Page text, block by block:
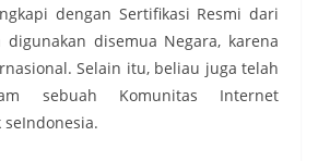
dengan Sertifikasi Resmi dari
digunakan disemua Negara, karena
Selain itu, beliau juga telah
sebuah Komunitas Internet